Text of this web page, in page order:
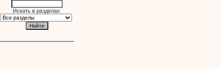
Искать в разделах: